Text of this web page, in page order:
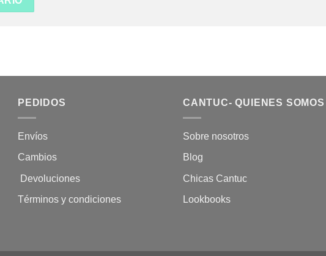
PEDIDOS
Envíos
Cambios
Devoluciones
Términos y condiciones
CANTUC- QUIENES SOMOS
Sobre nosotros
Blog
Chicas Cantuc
Lookbooks